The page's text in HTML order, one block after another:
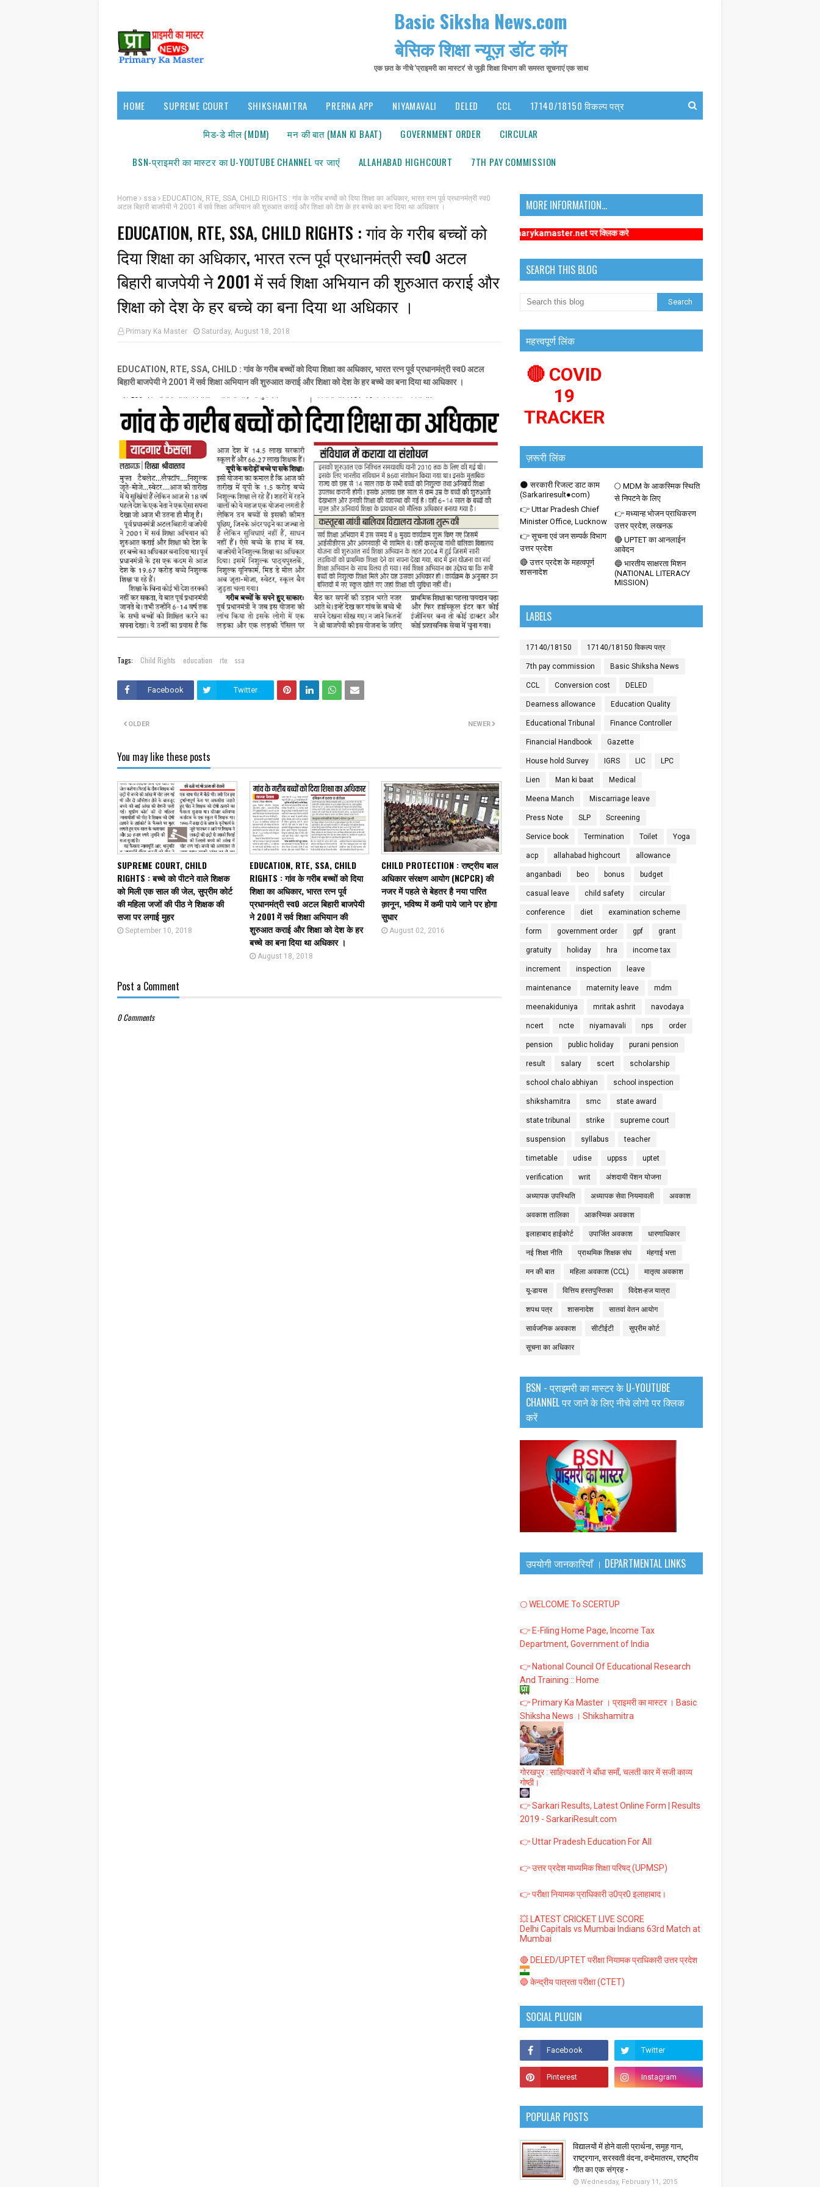
Basic Siksha News.com
बेसिक शिक्षा न्यूज़ डॉट कॉम
एक छत के नीचे 'प्राइमरी का मास्टर' से जुड़ी शिक्षा विभाग की समस्त सूचनाएं एक साथ
HOME SUPREME COURT SHIKSHAMITRA PRERNA APP NIYAMAVALI DELED CCL 17140/18150 विकल्प पत्र
मिड-डे मील (MDM) मन की बात (MAN KI BAAT) GOVERNMENT ORDER CIRCULAR
BSN-प्राइमरी का मास्टर का U-YOUTUBE CHANNEL पर जाएंं ALLAHABAD HIGHCOURT 7TH PAY COMMISSION
Home ssa
EDUCATION, RTE, SSA, CHILD RIGHTS : गांव के गरीब बच्चों को दिया शिक्षा का अधिकार, भारत रत्न पूर्व प्रधानमंत्री स्व0
अटल बिहारी बाजपेयी ने 2001 में सर्व शिक्षा अभियान की शुरुआत कराई और शिक्षा को देश के हर बच्चे का बना दिया था अधिकार ।
EDUCATION, RTE, SSA, CHILD RIGHTS : गांव के गरीब बच्चों को
दिया शिक्षा का अधिकार, भारत रत्न पूर्व प्रधानमंत्री स्व0 अटल
बिहारी बाजपेयी ने 2001 में सर्व शिक्षा अभियान की शुरुआत कराई और
शिक्षा को देश के हर बच्चे का बना दिया था अधिकार ।
Primary Ka Master Saturday, August 18, 2018
EDUCATION, RTE, SSA, CHILD : गांव के गरीब बच्चों को दिया शिक्षा का अधिकार, भारत रत्न पूर्व प्रधानमंत्री स्व0 अटल
बिहारी बाजपेयी ने 2001 में सर्व शिक्षा अभियान की शुरुआत कराई और शिक्षा को देश के हर बच्चे का बना दिया था अधिकार ।
Tags: Child Rights education rte ssa
Facebook Twitter
NEWER
OLDER
You may like these posts
SUPREME COURT, CHILD
RIGHTS : बच्चे को पीटने वाले शिक्षक
को मिली एक साल की जेल, सुप्रीम कोर्ट
की महिला जजों की पीठ ने शिक्षक की
सजा पर लगाई मुहर
September 10, 2018
EDUCATION, RTE, SSA, CHILD
RIGHTS : गांव के गरीब बच्चों को दिया
शिक्षा का अधिकार, भारत रत्न पूर्व
प्रधानमंत्री स्व0 अटल बिहारी बाजपेयी
ने 2001 में सर्व शिक्षा अभियान की
शुरुआत कराई और शिक्षा को देश के हर
बच्चे का बना दिया था अधिकार ।
August 18, 2018
CHILD PROTECTION : राष्ट्रीय बाल
अधिकार संरक्षण आयोग (NCPCR) की
नजर में पहले से बेहतर है नया पारित
क़ानून, भविष्य में कमी पाये जाने पर होगा
सुधार
August 02, 2016
Post a Comment
0 Comments
MORE INFORMATION...
सूचना: अधिक संबंधित समाचारों के लिए कृपया https://www.primarykamaster.net पर क्लिक करे
SEARCH THIS BLOG
महत्त्वपूर्ण लिंक
🔴 COVID
19
TRACKER
ज़रूरी लिंक
🌑 सरकारी रिजल्ट डाट काम
(Sarkariresult●com)
🌕 MDM के आकस्मिक स्थिति
से निपटने के लिए
👉 Uttar Pradesh Chief
Minister Office, Lucknow
👉 मध्यान्ह भोजन प्राधिकरण
उत्तर प्रदेश, लखनऊ
👉 सूचना एवं जन सम्पर्क विभाग
उत्तर प्रदेश
🔴 UPTET का आनलाईन
आवेदन
🔴 उत्तर प्रदेश के महत्वपूर्ण
शासनादेश
🔵 भारतीय साक्षरता मिशन
(NATIONAL LITERACY
MISSION)
LABELS
17140/18150 17140/18150 विकल्प पत्र
7th pay commission Basic Shiksha News
CCL Conversion cost DELED
Dearness allowance Education Quality
Educational Tribunal Finance Controller
Financial Handbook Gazette
House hold Survey IGRS LIC LPC
Lien Man ki baat Medical
Meena Manch Miscarriage leave
Press Note SLP Screening
Service book Termination Toilet Yoga
acp allahabad highcourt allowance
anganbadi beo bonus budget
casual leave child safety circular
conference diet examination scheme
form government order gpf grant
gratuity holiday hra income tax
increment inspection leave
maintenance maternity leave mdm
meenakiduniya mritak ashrit navodaya
ncert ncte niyamavali nps order
pension public holiday purani pension
result salary scert scholarship
school chalo abhiyan school inspection
shikshamitra smc state award
state tribunal strike supreme court
suspension syllabus teacher
timetable udise uppss uptet
verification writ अंशदायी पेंशन योजना
अध्यापक उपस्थिति अध्यापक सेवा नियमावली अवकाश
अवकाश तालिका आकस्मिक अवकाश
इलाहाबाद हाईकोर्ट उपार्जित अवकाश धारणाधिकार
नई शिक्षा नीति प्राथमिक शिक्षक संघ मंहगाई भत्ता
मन की बात महिला अवकाश (CCL) मातृत्व अवकाश
यू-डायस वित्तिय हस्तपुस्तिका विदेश-हज यात्रा
शपथ पत्र शासनादेश सातवां वेतन आयोग
सार्वजनिक अवकाश सीटीईटी सुप्रीम कोर्ट
सूचना का अधिकार
BSN - प्राइमरी का मास्टर के U-YOUTUBE
CHANNEL पर जाने के लिए नीचे लोगो पर क्लिक
करें
उपयोगी जानकारियाँ । DEPARTMENTAL LINKS
🌕 WELCOME To SCERTUP
👉 E-Filing Home Page, Income Tax
Department, Government of India
👉 National Council Of Educational Research
And Training :: Home
👉 Primary Ka Master । प्राइमरी का मास्टर । Basic
Shiksha News । Shikshamitra
गोरखपुर : साहित्यकारों ने बाँधा समाँ, चलती कार में सजी काव्य
गोष्ठी।
👉 Sarkari Results, Latest Online Form | Results
2019 - SarkariResult.com
👉 Uttar Pradesh Education For All
👉 उत्तर प्रदेश माध्यमिक शिक्षा परिषद् (UPMSP)
👉 परीक्षा नियामक प्राधिकारी उ0प्र0 इलाहाबाद।
💥 LATEST CRICKET LIVE SCORE
Delhi Capitals vs Mumbai Indians 63rd Match at
Mumbai
🔴 DELED/UPTET परीक्षा नियामक प्राधिकारी उत्तर प्रदेश
🔵 केन्द्रीय पात्रता परीक्षा (CTET)
SOCIAL PLUGIN
POPULAR POSTS
विद्यालयों में होने वाली प्रार्थना, समूह गान,
राष्ट्रगान, सरस्वती वंदना, वन्देमातरम, राष्ट्रीय
गीत का एक संग्रह -
Wednesday, February 11, 2015